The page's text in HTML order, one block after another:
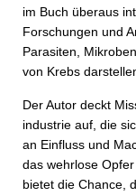
im Buch überaus
Forschungen und
Parasiten,
von Krebs
Der Autor deckt
industrie auf, die
an Einfluss und
das wehrlose
bietet die Chance,